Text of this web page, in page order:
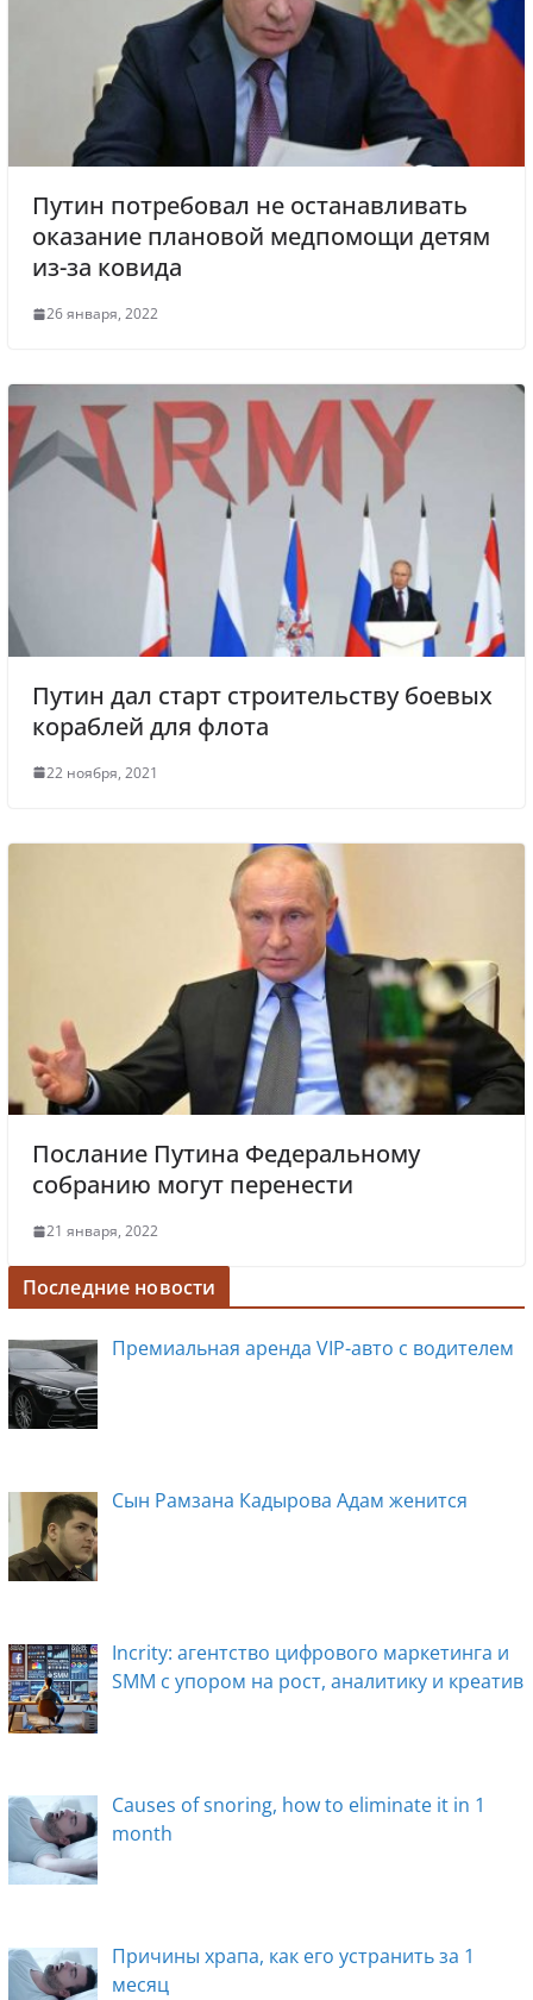
ki
Путин потребовал не останавливать
оказание плановой медпомощи детям
из-за ковида
26 января, 2022
Путин дал старт строительству боевых
кораблей для флота
22 ноября, 2021
Послание Путина Федеральному
собранию могут перенести
21 января, 2022
Последние новости
Премиальная аренда VIP-авто с водителем
Сын Рамзана Кадырова Адам женится
Incrity: агентство цифрового маркетинга и
SMM с упором на рост, аналитику и креатив
Causes of snoring, how to eliminate it in 1
month
Причины храпа, как его устранить за 1
месяц